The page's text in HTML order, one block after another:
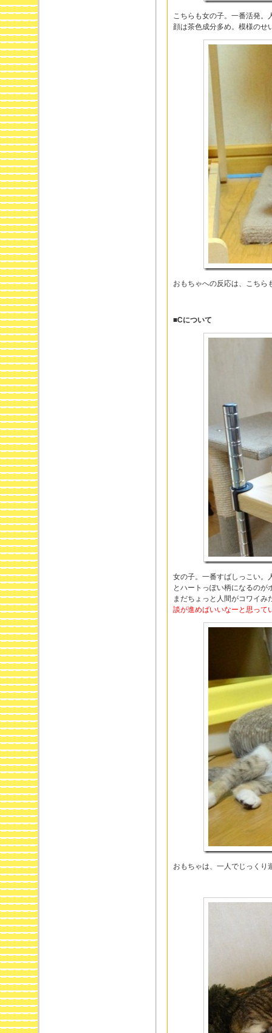
こちらも女の子。一番活発。
顔は茶色成分多め。模様のせ
おもちゃへの反応は、こちら
■Cについて
女の子。一番すばしっこい。
とハートっぽい柄になるのが
まだちょっと人間がコワイみ
談が進めばいいなーと思って
おもちゃは、一人でじっくり